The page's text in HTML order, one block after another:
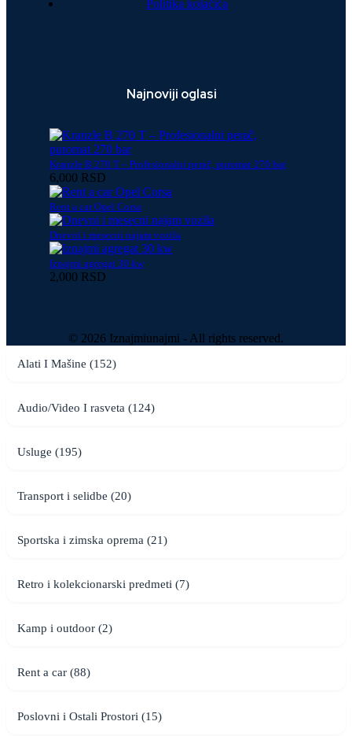
Politika kolačića
Najnoviji oglasi
Kranzle B 270 T – Profesionalni perač, puromat 270 bar
6,000 RSD
Rent a car Opel Corsa
Dnevni i mesecni najam vozila
Iznajmi agregat 30 kw
2,000 RSD
© 2026 Iznajmiunajmi - All rights reserved.
Alati I Mašine (152)
Audio/Video I rasveta (124)
Usluge (195)
Transport i selidbe (20)
Sportska i zimska oprema (21)
Retro i kolekcionarski predmeti (7)
Kamp i outdoor (2)
Rent a car (88)
Poslovni i Ostali Prostori (15)